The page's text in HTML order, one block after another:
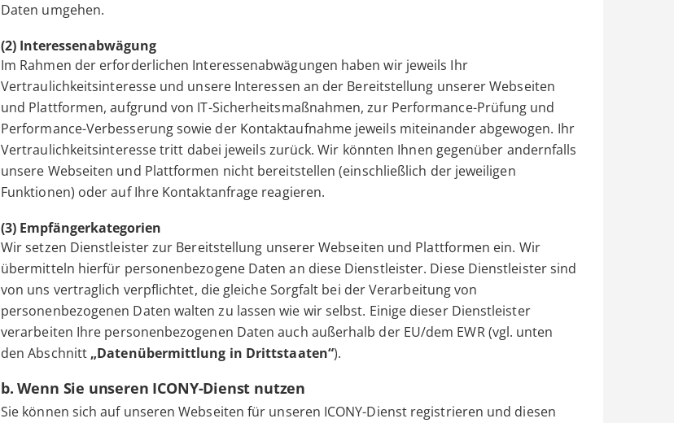
Daten umgehen.
(2) Interessenabwägung
Im Rahmen der erforderlichen Interessenabwägungen haben wir jeweils Ihr
Vertraulichkeitsinteresse und unsere Interessen an der Bereitstellung unserer Webseiten
und Plattformen, aufgrund von IT-Sicherheitsmaßnahmen, zur Performance-Prüfung und
Performance-Verbesserung sowie der Kontaktaufnahme jeweils miteinander abgewogen. Ihr
Vertraulichkeitsinteresse tritt dabei jeweils zurück. Wir könnten Ihnen gegenüber andernfalls
unsere Webseiten und Plattformen nicht bereitstellen (einschließlich der jeweiligen
Funktionen) oder auf Ihre Kontaktanfrage reagieren.
(3) Empfängerkategorien
Wir setzen Dienstleister zur Bereitstellung unserer Webseiten und Plattformen ein. Wir
übermitteln hierfür personenbezogene Daten an diese Dienstleister. Diese Dienstleister sind
von uns vertraglich verpflichtet, die gleiche Sorgfalt bei der Verarbeitung von
personenbezogenen Daten walten zu lassen wie wir selbst. Einige dieser Dienstleister
verarbeiten Ihre personenbezogenen Daten auch außerhalb der EU/dem EWR (vgl. unten
den Abschnitt „Datenübermittlung in Drittstaaten“).
b. Wenn Sie unseren ICONY-Dienst nutzen
Sie können sich auf unseren Webseiten für unseren ICONY-Dienst registrieren und diesen